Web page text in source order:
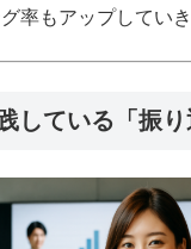
率もアップしていき
している「振り